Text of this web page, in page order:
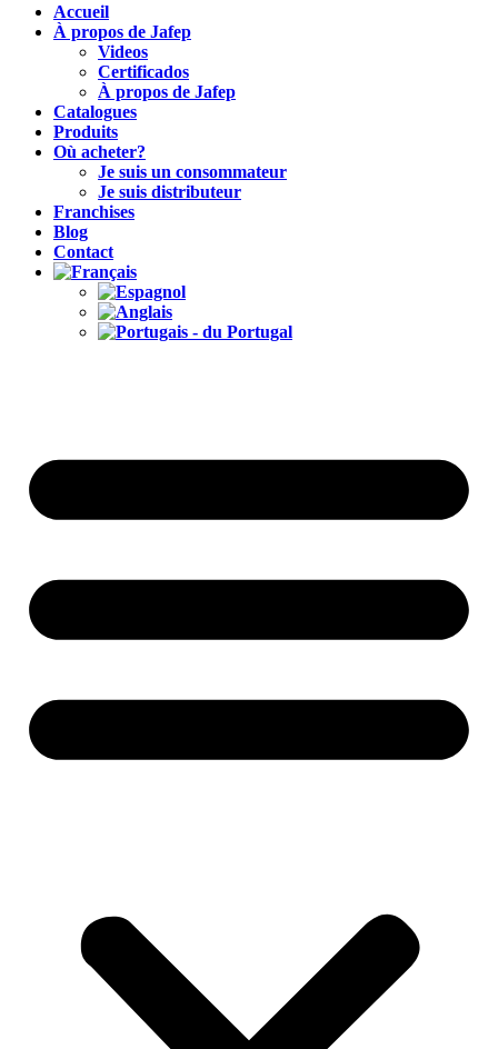
Accueil
À propos de Jafep
Videos
Certificados
À propos de Jafep
Catalogues
Produits
Où acheter?
Je suis un consommateur
Je suis distributeur
Franchises
Blog
Contact